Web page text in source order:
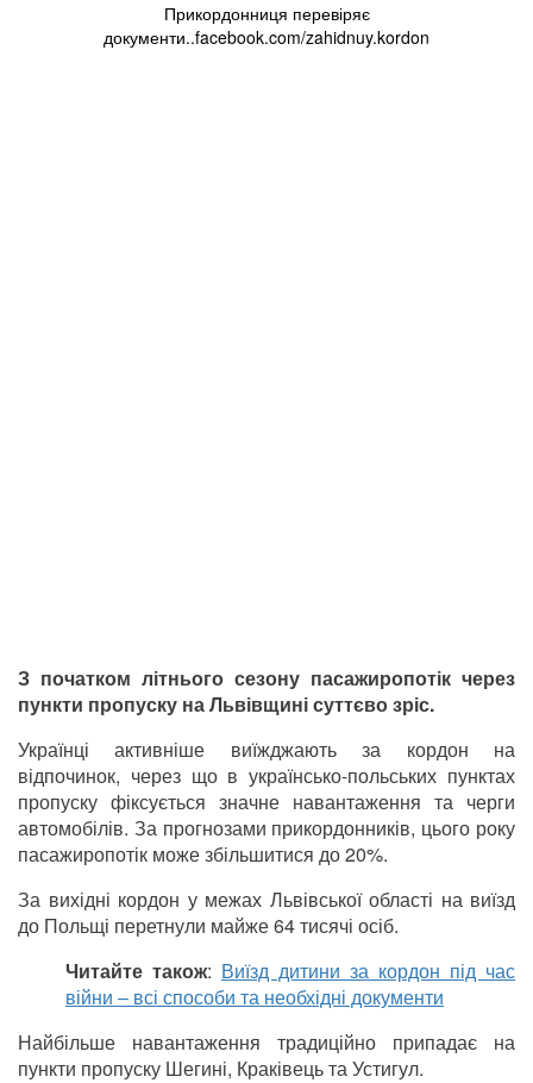
Прикордонниця перевіряє
документи..facebook.com/zahidnuy.kordon
З початком літнього сезону пасажиропотік через
пункти пропуску на Львівщині суттєво зріс.
Українці активніше виїжджають за кордон на
відпочинок, через що в українсько-польських пунктах
пропуску фіксується значне навантаження та черги
автомобілів. За прогнозами прикордонників, цього року
пасажиропотік може збільшитися до 20%.
За вихідні кордон у межах Львівської області на виїзд
до Польщі перетнули майже 64 тисячі осіб.
Читайте також: Виїзд дитини за кордон під час
війни – всі способи та необхідні документи
Найбільше навантаження традиційно припадає на
пункти пропуску Шегині, Краківець та Устигул.